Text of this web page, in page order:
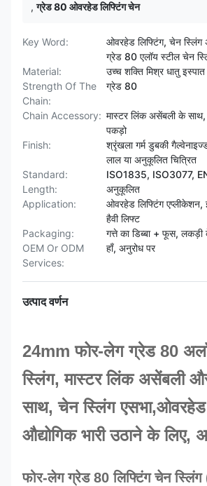
,ग्रेड 80 ओवरहेड लिफ्टिंग चेन
Key Word:
ओवरहेड लिफ्टिंग, चेन
ग्रेड 80 एलॉय स्टील चेन
Material:
उच्च शक्ति मिश्र धातु इस्पात
Strength Of The
Chain:
ग्रेड 80
Chain Accessory: मास्टर लिंक असेंबली के
पकड़ो
Finish:
श्रृंखला गर्म डुबकी
लाल या अनुकूलित चित्रित
Standard:
ISO1835, ISO3077,
Length:
अनुकूलित
Application:
ओवरहेड लिफ्टिंग एप्लीकेशन,
हैवी लिफ्ट
Packaging:
गत्ते का डिब्बा + फूस,
OEM Or ODM
Services:
हाँ, अनुरोध पर
उत्पाद वर्णन
24mm फोर-लेग ग्रेड 80
स्लिंग, मास्टर लिंक असेंबली
साथ, चेन स्लिंग एसभा,
औद्योगिक भारी उठाने के लिए,
फोर-लेग ग्रेड 80 लिफ्टिंग चेन स्लिंग